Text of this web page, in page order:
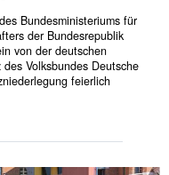
Bundesministeriums für
der Bundesrepublik
von der deutschen
Volksbundes Deutsche
feierlich